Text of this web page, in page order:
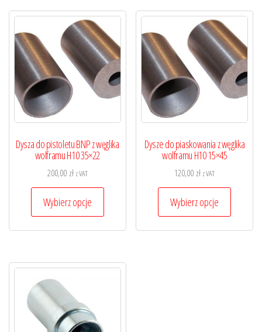
Dysza do pistoletu BNP z węglika
wolframu H10 35×22
200,00 zł z VAT
Wybierz opcje
Ten
Opcje
Dysze do piaskowania z węglika
wolframu H10 15×45
120,00 zł z VAT
Wybierz opcje
Ten